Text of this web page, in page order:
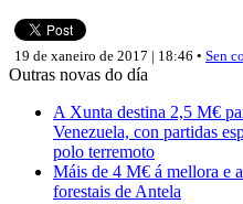
19 de xaneiro de 2017 | 18:46 • Sen
Outras novas do día
A Xunta destina 2,5 M€
Venezuela, con partidas
polo terremoto
Máis de 4 M€ á mellora e
forestais de Antela